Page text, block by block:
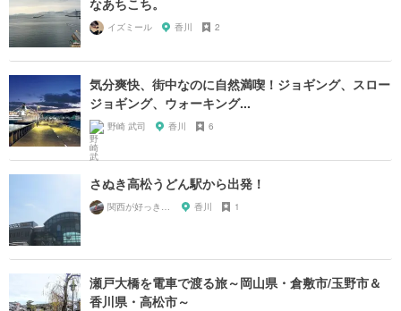
イズミール 香川 2
気分爽快、街中なのに自然満喫！ジョギング、スロー
ジョギング、ウォーキング...
野崎 武司 香川 6
さぬき高松うどん駅から出発！
関西が好っきゃねん 香川 1
瀬戸大橋を電車で渡る旅～岡山県・倉敷市/玉野市＆
香川県・高松市～